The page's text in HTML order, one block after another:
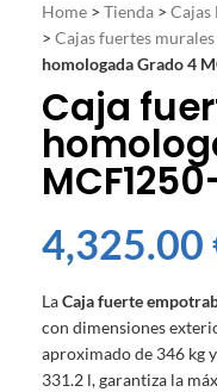
Home > Tienda > Cajas
> Cajas fuertes
homologada Grado 4
Caja
LaCaja fuerte
con dimensiones
aproximado de 346 kg
331.2 l, garantiza la